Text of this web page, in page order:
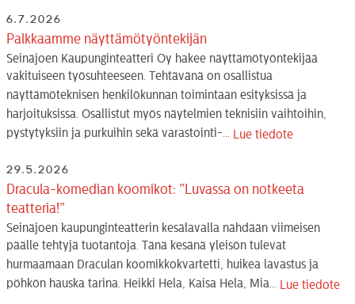
6.7.2026
Palkkaamme näyttämötyöntekijän
Seinäjoen Kaupunginteatteri Oy hakee näyttämötyöntekijää
vakituiseen työsuhteeseen. Tehtävänä on osallistua
näyttämöteknisen henkilökunnan toimintaan esityksissä ja
harjoituksissa. Osallistut myös näytelmien teknisiin vaihtoihin,
pystytyksiin ja purkuihin sekä varastointi-... Lue tiedote
29.5.2026
Dracula-komedian koomikot: ”Luvassa on notkeeta
teatteria!”
Seinäjoen kaupunginteatterin kesälavalla nähdään viimeisen
päälle tehtyjä tuotantoja. Tänä kesänä yleisön tulevat
hurmaamaan Draculan koomikkokvartetti, huikea lavastus ja
pöhkön hauska tarina. Heikki Hela, Kaisa Hela, Mia... Lue tiedote